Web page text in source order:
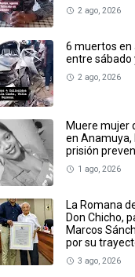
2 ago, 2026
6 muertos en
entre sábado
2 ago, 2026
Muere mujer
en Anamuya,
prisión
1 ago, 2026
La Romana
Don Chicho,
Marcos
por su
3 ago, 2026